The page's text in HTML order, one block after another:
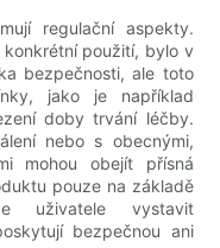
regulační aspekty.
použití, bylo v
bezpečnosti, ale toto
jako je například
doby trvání léčby.
nebo s obecnými,
mohou obejít přísná
pouze na základě
uživatele vystavit
bezpečnou ani